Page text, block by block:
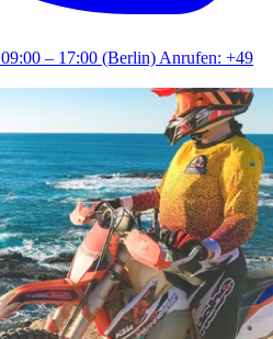
– 17:00 (Berlin)Anrufen: +49